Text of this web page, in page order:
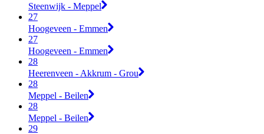
Steenwijk - Meppel
27
Hoogeveen - Emmen
27
Hoogeveen - Emmen
28
Heerenveen - Akkrum - Grou
28
Meppel - Beilen
28
Meppel - Beilen
29